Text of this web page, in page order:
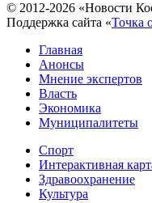
© 2012-2026 «Новости
Поддержка сайта «Точка
Главная
Анонсы
Мнение экспертов
Власть
Экономика
Муниципалитеты
Спорт
Интерактивная
Здравоохранение
Культура